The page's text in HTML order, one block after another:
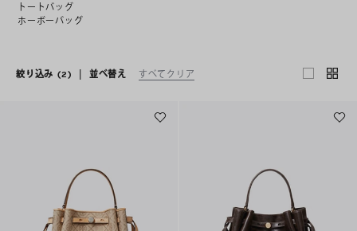
トートバッグ
ホーボーバッグ
絞り込み (2) | 並べ替え すべてクリア